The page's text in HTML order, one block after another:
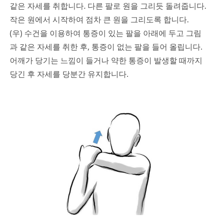
같은 자세를 취합니다. 다른 팔로 원을 그리듯 돌려줍니다.
작은 원에서 시작하여 점차 큰 원을 그리도록 합니다.
(우) 수건을 이용하여 통증이 있는 팔을 아래에 두고 그림
과 같은 자세를 취한 후, 통증이 없는 팔을 들어 올립니다.
어깨가 당기는 느낌이 들거나 약한 통증이 발생할 때까지
당긴 후 자세를 당분간 유지합니다.